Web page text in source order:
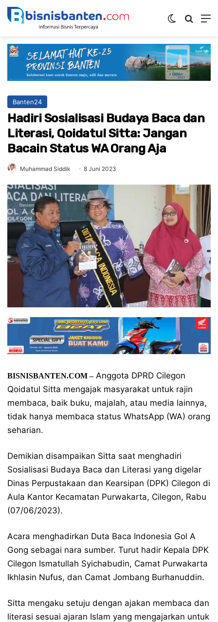
Switch skin
Banten24
Hadiri Sosialisasi Budaya Baca dan
Literasi, Qoidatul Sitta: Jangan
Bacain Status WA Orang Aja
Muhammad Siddik 8 Juni 2023
BISNISBANTEN.COM –Anggota DPRD Cilegon
Qoidatul Sitta mengajak masyarakat untuk rajin
membaca, baik buku, majalah, atau media lainnya,
tidak hanya membaca status WhatsApp (WA) orang
seharian.
Demikian disampaikan Sitta saat menghadiri
Sosialisasi Budaya Baca dan Literasi yang digelar
Dinas Perpustakaan dan Kearsipan (DPK) Cilegon di
Aula Kantor Kecamatan Purwakarta, Cilegon, Rabu
(07/06/2023).
Acara menghadirkan Duta Baca Indonesia Gol A
Gong sebagai nara sumber. Turut hadir Kepala DPK
Cilegon Ismatullah Syichabudin, Camat Purwakarta
Ikhlasin Nufus, dan Camat Jombang Burhanuddin.
Sitta mengaku setuju dengan ajakan membaca dan
literasi sesuai ajaran Islam yang mengajarkan untuk